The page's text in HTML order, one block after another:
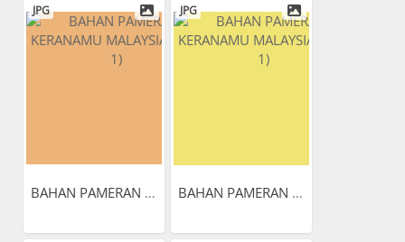
JPG
BAHAN PAMERAN KERANAMU...
JPG
BAHAN PAMERAN KERANAMU...